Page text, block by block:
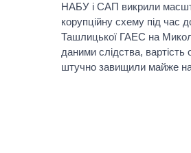
ДАЙДЖЕСТИ
ВЕРХОВНА РАДА
КАБІНЕТ МІНІСТРІВ
ГОЛОВИ
МЕРИ МІСТ
ПІДТРИМАТИ
ПОРІВНЯННЯ
НАБУ і САП викрили
корупційну схему під час
Ташлицької ГАЕС на
даними слідства, вартість
штучно завищили майже